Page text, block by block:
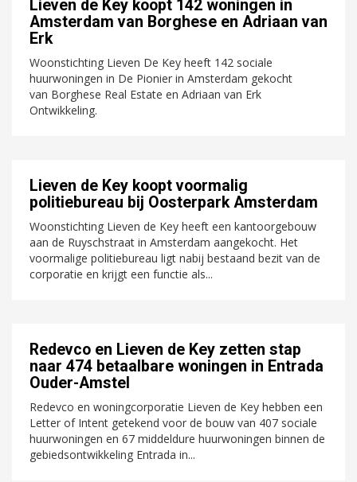
Lieven de Key koopt 142 woningen in
Amsterdam van Borghese en Adriaan van
Erk
Woonstichting Lieven De Key heeft 142 sociale
huurwoningen in De Pionier in Amsterdam gekocht
van Borghese Real Estate en Adriaan van Erk
Ontwikkeling.
Lieven de Key koopt voormalig
politiebureau bij Oosterpark Amsterdam
Woonstichting Lieven de Key heeft een kantoorgebouw
aan de Ruyschstraat in Amsterdam aangekocht. Het
voormalige politiebureau ligt nabij bestaand bezit van de
corporatie en krijgt een functie als...
Redevco en Lieven de Key zetten stap
naar 474 betaalbare woningen in Entrada
Ouder-Amstel
Redevco en woningcorporatie Lieven de Key hebben een
Letter of Intent getekend voor de bouw van 407 sociale
huurwoningen en 67 middeldure huurwoningen binnen de
gebiedsontwikkeling Entrada in...